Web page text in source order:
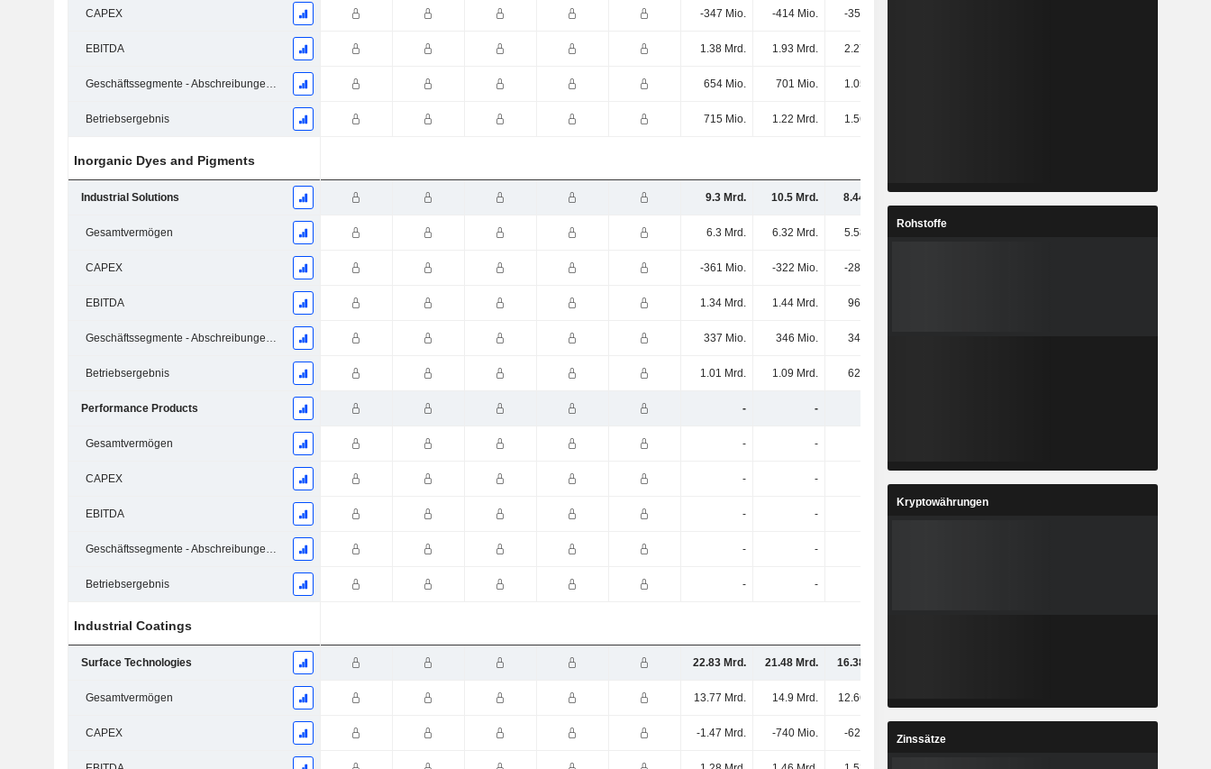
CAPEX -347 Mio. -414 Mio. -353 Mio.
EBITDA 1.38 Mrd. 1.93 Mrd. 2.27 Mrd.
Geschäftssegmente - Abschreibungen und Wertminderungen 654 Mio. 701 Mio. 1.05 Mrd.
Betriebsergebnis 715 Mio. 1.22 Mrd. 1.56 Mrd.
Inorganic Dyes and Pigments
Industrial Solutions 9.3 Mrd. 10.5 Mrd. 8.44 Mrd.
Gesamtvermögen 6.3 Mrd. 6.32 Mrd. 5.58 Mrd.
CAPEX -361 Mio. -322 Mio. -285 Mio.
EBITDA 1.34 Mrd. 1.44 Mrd. 965 Mio.
Geschäftssegmente - Abschreibungen und Wertminderungen 337 Mio. 346 Mio. 349 Mio.
Betriebsergebnis 1.01 Mrd. 1.09 Mrd. 625 Mio.
Performance Products - -
Gesamtvermögen - -
CAPEX - -
EBITDA - -
Geschäftssegmente - Abschreibungen und Wertminderungen - -
Betriebsergebnis - -
Industrial Coatings
Surface Technologies 22.83 Mrd. 21.48 Mrd. 16.38 Mrd.
Gesamtvermögen 13.77 Mrd. 14.9 Mrd. 12.66 Mrd.
CAPEX -1.47 Mrd. -740 Mio. -621 Mio. -560 Mio.
Rohstoffe
Kryptowährungen
Zinssätze